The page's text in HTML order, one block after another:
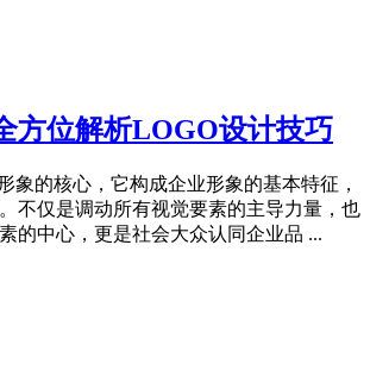
方位解析LOGO设计技巧
象的核心，它构成企业形象的基本特征，
不仅是调动所有视觉要素的主导力量，也
的中心，更是社会大众认同企业品 ...